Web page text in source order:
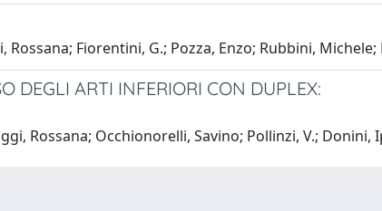
Fiorentini, G.; Pozza, Enzo; Rubbini, Michele;
DEGLI ARTI INFERIORI CON DUPLEX:
Rossana; Occhionorelli, Savino; Pollinzi, V.; Donini,